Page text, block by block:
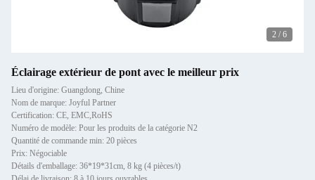
2 / 6
Éclairage extérieur de pont avec le meilleur prix
Lieu d'origine: Guangdong, Chine
Nom de marque: Joyful Partner
Certification: CE, EMC,RoHS
Numéro de modèle: Pour les produits de la catégorie N2
Quantité de commande min: 20 pièces
Prix: Négociable
Détails d'emballage: 36*19*31cm, 8 kg (4 pièces/t)